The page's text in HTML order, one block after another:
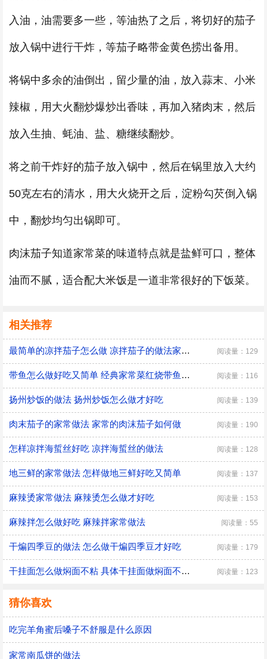
入油，油需要多一些，等油热了之后，将切好的茄子
放入锅中进行干炸，等茄子略带金黄色捞出备用。
将锅中多余的油倒出，留少量的油，放入蒜末、小米
辣椒，用大火翻炒爆炒出香味，再加入猪肉末，然后
放入生抽、蚝油、盐、糖继续翻炒。
将之前干炸好的茄子放入锅中，然后在锅里放入大约
50克左右的清水，用大火烧开之后，淀粉勾芡倒入锅
中，翻炒均匀出锅即可。
肉沫茄子知道家常菜的味道特点就是盐鲜可口，整体
油而不腻，适合配大米饭是一道非常很好的下饭菜。
相关推荐
最简单的凉拌茄子怎么做 凉拌茄子的做法家常窍门 阅读量：129
带鱼怎么做好吃又简单 经典家常菜红烧带鱼的做法 阅读量：116
扬州炒饭的做法 扬州炒饭怎么做才好吃 阅读量：139
肉末茄子的家常做法 家常的肉沫茄子如何做 阅读量：190
怎样凉拌海蜇丝好吃 凉拌海蜇丝的做法 阅读量：128
地三鲜的家常做法 怎样做地三鲜好吃又简单 阅读量：137
麻辣烫家常做法 麻辣烫怎么做才好吃 阅读量：153
麻辣拌怎么做好吃 麻辣拌家常做法 阅读量：55
干煸四季豆的做法 怎么做干煸四季豆才好吃 阅读量：179
干挂面怎么做焖面不粘 具体干挂面做焖面不粘的方法 阅读量：123
猜你喜欢
吃完羊角蜜后嗓子不舒服是什么原因
家常南瓜饼的做法